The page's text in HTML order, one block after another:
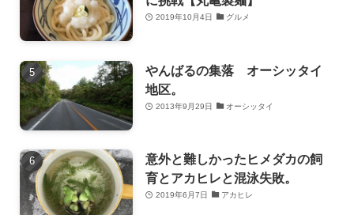
2019年10月4日 グルメ
やんばるの集落 オーシッタイ
地区。
2013年9月29日 オーシッタイ
意外と難しかったヒメダカの飼
育とアカヒレと混泳失敗。
2019年6月7日 アカヒレ